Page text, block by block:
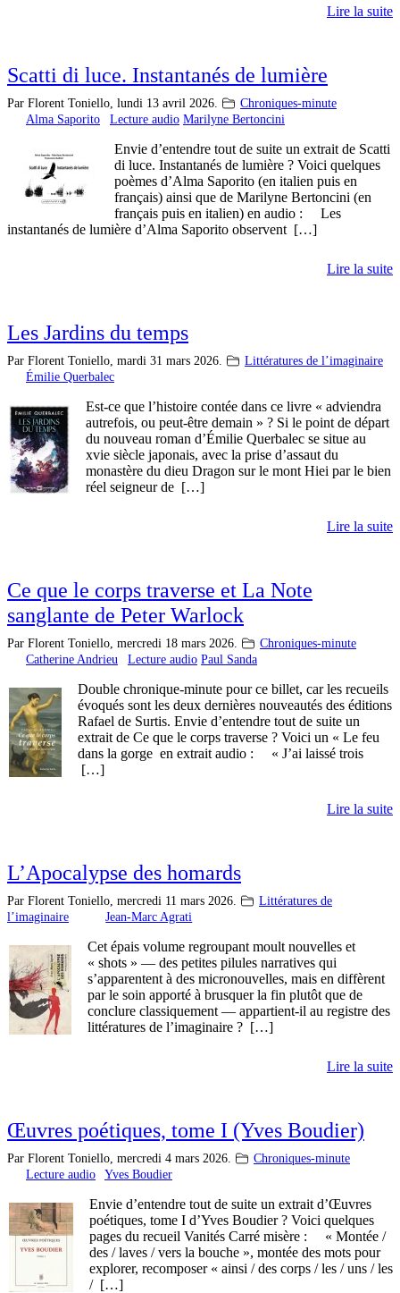
Lire la suite
Scatti di luce. Instantanés de lumière
Par Florent Toniello, lundi 13 avril 2026.
Chroniques-minute
Alma Saporito
Lecture audio Marilyne Bertoncini
Envie d’entendre tout de suite un extrait de Scatti
di luce. Instantanés de lumière ? Voici quelques
poèmes d’Alma Saporito (en italien puis en
français) ainsi que de Marilyne Bertoncini (en
français puis en italien) en audio : Les
instantanés de lumière d’Alma Saporito observent […]
Lire la suite
Les Jardins du temps
Par Florent Toniello, mardi 31 mars 2026.
Littératures de l’imaginaire
Émilie Querbalec
Est-ce que l’histoire contée dans ce livre « adviendra
autrefois, ou peut-être demain » ? Si le point de départ
du nouveau roman d’Émilie Querbalec se situe au
xvie siècle japonais, avec la prise d’assaut du
monastère du dieu Dragon sur le mont Hiei par le bien
réel seigneur de […]
Lire la suite
Ce que le corps traverse et La Note
sanglante de Peter Warlock
Par Florent Toniello, mercredi 18 mars 2026.
Chroniques-minute
Catherine Andrieu
Lecture audio Paul Sanda
Double chronique-minute pour ce billet, car les recueils
évoqués sont les deux dernières nouveautés des éditions
Rafael de Surtis. Envie d’entendre tout de suite un
extrait de Ce que le corps traverse ? Voici un « Le feu
dans la gorge en extrait audio : « J’ai laissé trois
[…]
Lire la suite
L’Apocalypse des homards
Par Florent Toniello, mercredi 11 mars 2026.
Littératures de
l’imaginaire
Jean-Marc Agrati
Cet épais volume regroupant moult nouvelles et
« shots » — des petites pilules narratives qui
s’apparentent à des micronouvelles, mais en diffèrent
par le soin apporté à brusquer la fin plutôt que de
conclure classiquement — appartient-il au registre des
littératures de l’imaginaire ? […]
Lire la suite
Œuvres poétiques, tome I (Yves Boudier)
Par Florent Toniello, mercredi 4 mars 2026.
Chroniques-minute
Lecture audio
Yves Boudier
Envie d’entendre tout de suite un extrait d’Œuvres
poétiques, tome I d’Yves Boudier ? Voici quelques
pages du recueil Vanités Carré misère : « Montée /
des / laves / vers la bouche », montée des mots pour
explorer, recomposer « ainsi / des corps / les / uns / les
/ […]